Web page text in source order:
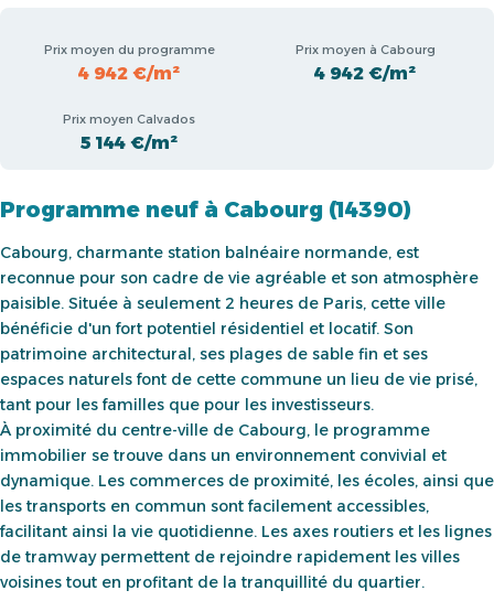
Prix moyen du programme
4 942 €/m²
Prix moyen à Cabourg
4 942 €/m²
Prix moyen Calvados
5 144 €/m²
Programme neuf à Cabourg (14390)
Cabourg, charmante station balnéaire normande, est
reconnue pour son cadre de vie agréable et son atmosphère
paisible. Située à seulement 2 heures de Paris, cette ville
bénéficie d'un fort potentiel résidentiel et locatif. Son
patrimoine architectural, ses plages de sable fin et ses
espaces naturels font de cette commune un lieu de vie prisé,
tant pour les familles que pour les investisseurs.
À proximité du centre-ville de Cabourg, le programme
immobilier se trouve dans un environnement convivial et
dynamique. Les commerces de proximité, les écoles, ainsi que
les transports en commun sont facilement accessibles,
facilitant ainsi la vie quotidienne. Les axes routiers et les lignes
de tramway permettent de rejoindre rapidement les villes
voisines tout en profitant de la tranquillité du quartier.